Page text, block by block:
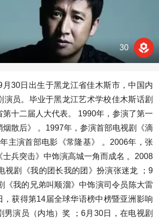
30
30日出生于黑龙江省佳木斯市，中国内
演员。毕业于黑龙江艺术学校佳木斯话剧
第十二届人大代表。 1990年，参演了第一
烟散后》 。1997年，参演首部电视剧《滴
主演首部电影《常隆基》 。2006年，张
士兵突击》中饰演高城一角而成名 。2008
视剧《我的团长我的团》扮演张迷龙 ；9
《我的兄弟叫顺溜》中饰演司令员陈大雷
，获得第14届全球华语榜中榜暨亚洲影响
男演员（内地）奖 ；6月30日，在电视剧